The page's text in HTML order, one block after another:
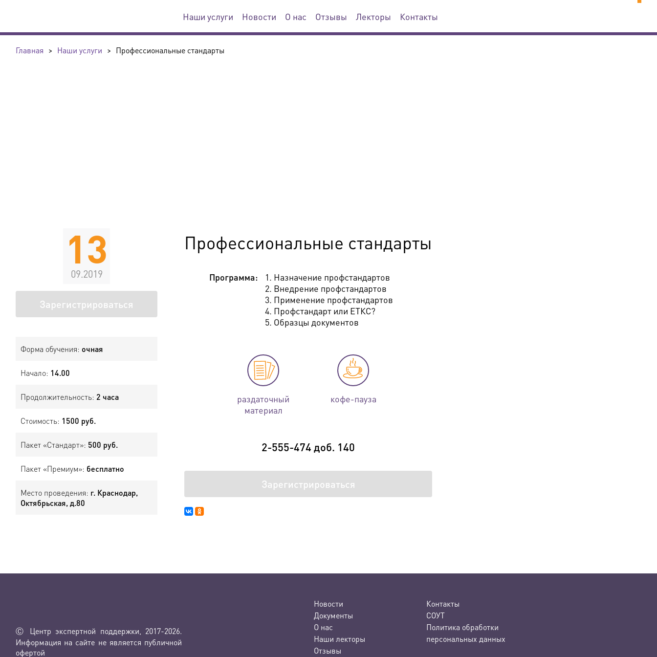
Наши услуги Новости О нас Отзывы Лекторы Контакты
Главная > Наши услуги > Профессиональные стандарты
13
09.2019
Зарегистрироваться
Форма обучения: очная
Начало: 14.00
Продолжительность: 2 часа
Стоимость: 1500 руб.
Пакет «Стандарт»: 500 руб.
Пакет «Премиум»: бесплатно
Место проведения: г. Краснодар,
Октябрьская, д.80
Профессиональные стандарты
Программа:
1. Назначение профстандартов
2. Внедрение профстандартов
3. Применение профстандартов
4. Профстандарт или ЕТКС?
5. Образцы документов
раздаточный
материал
кофе-пауза
2-555-474 доб. 140
Зарегистрироваться
Ⓒ Центр экспертной поддержки, 2017-2026.
Информация на сайте не является публичной
офертой
Новости
Документы
О нас
Наши лекторы
Отзывы
Контакты
СОУТ
Политика обработки
персональных данных